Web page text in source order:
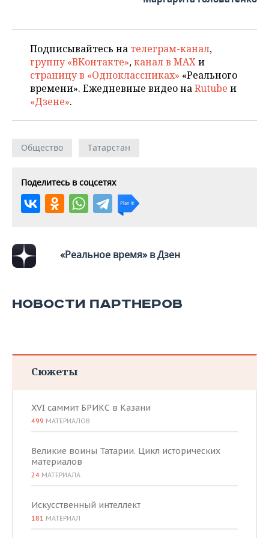
Подписывайтесь на телеграм-канал,
группу «ВКонтакте»,канал в MAXи
страницу в «Одноклассниках» «Реального
времени». Ежедневные видео наRutube и
«Дзене».
Общество Татарстан
Поделитесь в соцсетях
«Реальное время» в Дзен
НОВОСТИ ПАРТНЕРОВ
Сюжеты
XVI саммит БРИКС в Казани
499 МАТЕРИАЛОВ
Великие воины Татарии. Цикл исторических
материалов
24 МАТЕРИАЛА
Искусственный интеллект
181 МАТЕРИАЛ